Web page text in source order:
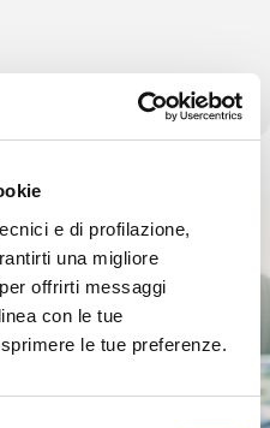
e di profilazione,
una migliore
offrirti messaggi
con le tue
le tue preferenze.
Discover more